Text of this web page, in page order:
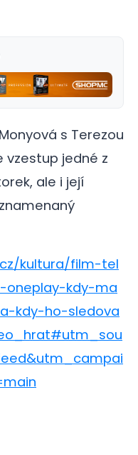
s Terezou
vzestup jedné z
ale i její
kultura/film-tel
oneplay-kdy-ma
kdy-ho-sledova